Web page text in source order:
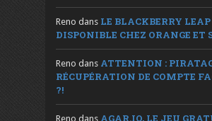
Reno dans LE BLACKBERRY LEAP
DISPONIBLE CHEZ ORANGE ET
Reno dans ATTENTION :
RÉCUPÉRATION DE COMPTE
?!
Reno dans AGAR.IO, LE JEU